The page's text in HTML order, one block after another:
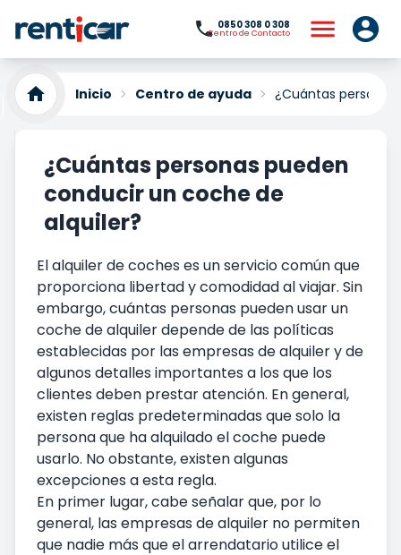
0850 308 0 308
Centro de Contacto
Inicio Centro de ayuda ¿Cuántas
¿Cuántas personas pueden
conducir un coche de
alquiler?
El alquiler de coches es un servicio común que
proporciona libertad y comodidad al viajar. Sin
embargo, cuántas personas pueden usar un
coche de alquiler depende de las políticas
establecidas por las empresas de alquiler y de
algunos detalles importantes a los que los
clientes deben prestar atención. En general,
existen reglas predeterminadas que solo la
persona que ha alquilado el coche puede
usarlo. No obstante, existen algunas
excepciones a esta regla.
En primer lugar, cabe señalar que, por lo
general, las empresas de alquiler no permiten
que nadie más que el arrendatario utilice el